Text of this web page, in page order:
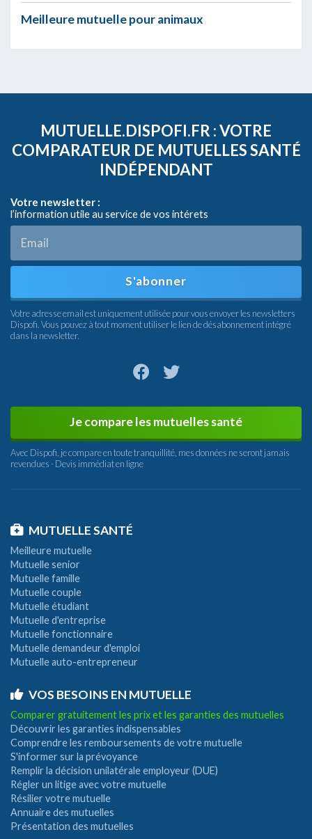
Meilleure mutuelle pour animaux
MUTUELLE.DISPOFI.FR : VOTRE
COMPARATEUR DE MUTUELLES SANTÉ
INDÉPENDANT
Votre newsletter :
l’information utile au service de vos intérets
S'abonner
Votre adresse email est uniquement utilisée pour vous envoyer les newsletters
Dispofi. Vous pouvez à tout moment utiliser le lien de désabonnement intégré
dans la newsletter.
Je compare les mutuelles santé
Avec Dispofi, je compare en toute tranquillité, mes données ne seront jamais
revendues - Devis immédiat en ligne
MUTUELLE SANTÉ
Meilleure mutuelle
Mutuelle senior
Mutuelle famille
Mutuelle couple
Mutuelle étudiant
Mutuelle d'entreprise
Mutuelle fonctionnaire
Mutuelle demandeur d'emploi
Mutuelle auto-entrepreneur
VOS BESOINS EN MUTUELLE
Comparer gratuitement les prix et les garanties des mutuelles
Découvrir les garanties indispensables
Comprendre les remboursements de votre mutuelle
S'informer sur la prévoyance
Remplir la décision unilatérale employeur (DUE)
Régler un litige avec votre mutuelle
Résilier votre mutuelle
Annuaire des mutuelles
Présentation des mutuelles